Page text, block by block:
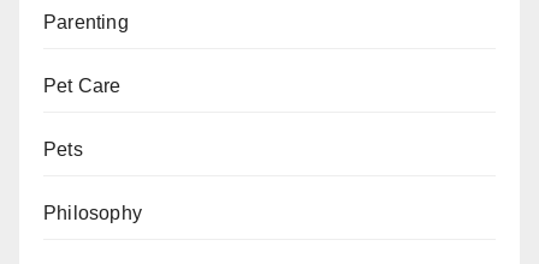
Parenting
Pet Care
Pets
Philosophy